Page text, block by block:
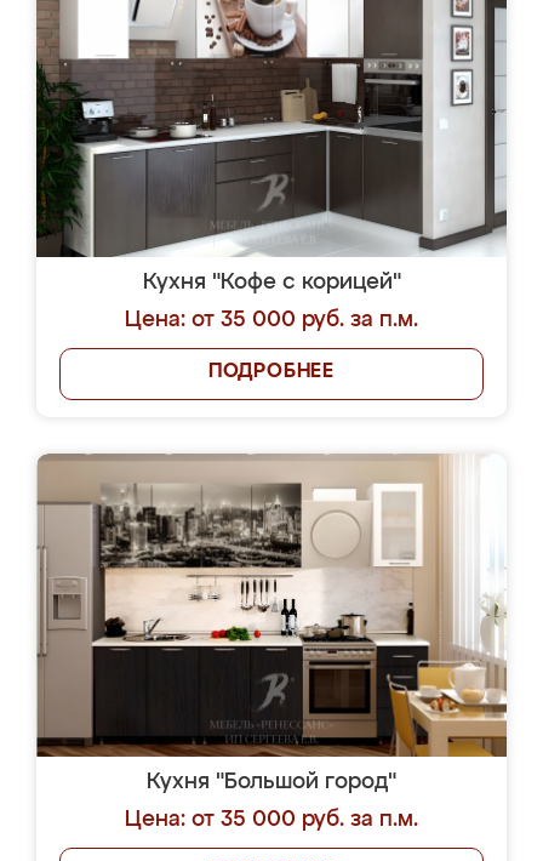
Кухня "Кофе с корицей"
Цена: от 35 000 руб. за п.м.
ПОДРОБНЕЕ
Кухня "Большой город"
Цена: от 35 000 руб. за п.м.